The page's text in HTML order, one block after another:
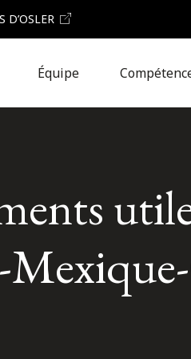
D’OSLER
Équipe